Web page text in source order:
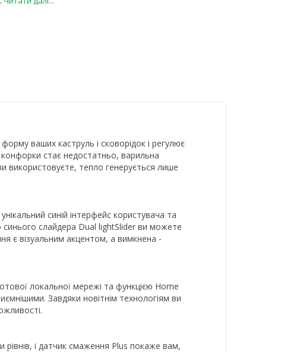
ваших каструль і сковорідок і регулює
конфорки стає недостатньо, варильна
використовуєте, тепло генерується лише
синій інтерфейс користувача та
синього слайдера Dual lightSlider ви можете
є візуальним акцентом, а вимкнена -
локальної мережі та функцією Home
Завдяки новітнім технологіям ви
рівнів, і датчик смаження Plus покаже вам,